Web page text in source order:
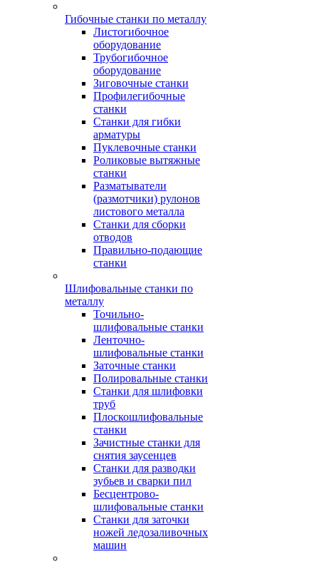
Гибочные станки по металлу
Листогибочное
оборудование
Трубогибочное
оборудование
Зиговочные станки
Профилегибочные
станки
Станки для гибки
арматуры
Пуклевочные станки
Роликовые вытяжные
станки
Разматыватели
(размотчики) рулонов
листового металла
Станки для сборки
отводов
Правильно-подающие
станки
Шлифовальные станки по
металлу
Точильно-
шлифовальные станки
Ленточно-
шлифовальные станки
Заточные станки
Полировальные станки
Станки для шлифовки
труб
Плоскошлифовальные
станки
Зачистные станки для
снятия заусенцев
Станки для разводки
зубьев и сварки пил
Бесцентрово-
шлифовальные станки
Станки для заточки
ножей ледозаливочных
машин